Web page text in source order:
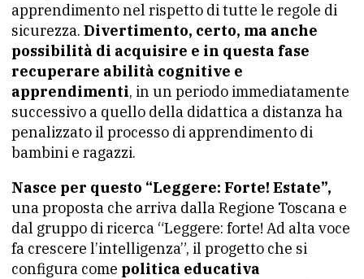
apprendimento nel rispetto di tutte le regole di
sicurezza. Divertimento, certo, ma anche
possibilità di acquisire e in questa fase
recuperare abilità cognitive e
apprendimenti, in un periodo immediatamente
successivo a quello della didattica a distanza ha
penalizzato il processo di apprendimento di
bambini e ragazzi.
Nasce per questo “Leggere: Forte! Estate”,
una proposta che arriva dalla Regione Toscana e
dal gruppo di ricerca “Leggere: forte! Ad alta voce
fa crescere l’intelligenza”, il progetto che si
configura come politica educativa